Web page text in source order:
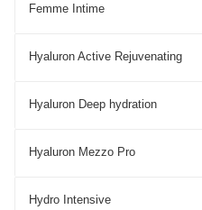
Femme Intime
Hyaluron Active Rejuvenating
Hyaluron Deep hydration
Hyaluron Mezzo Pro
Hydro Intensive